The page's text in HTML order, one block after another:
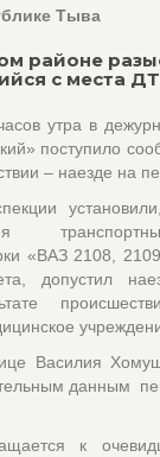
Тыва
районе
с места
утра в
поступило
– наезде на
«ВАЗ 2108,
допустил
Василия
данным
к